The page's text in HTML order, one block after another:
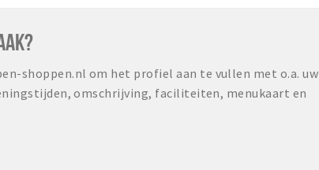
shoppen.nl om het profiel aan te vullen met o.a. uw
omschrijving, faciliteiten, menukaart en